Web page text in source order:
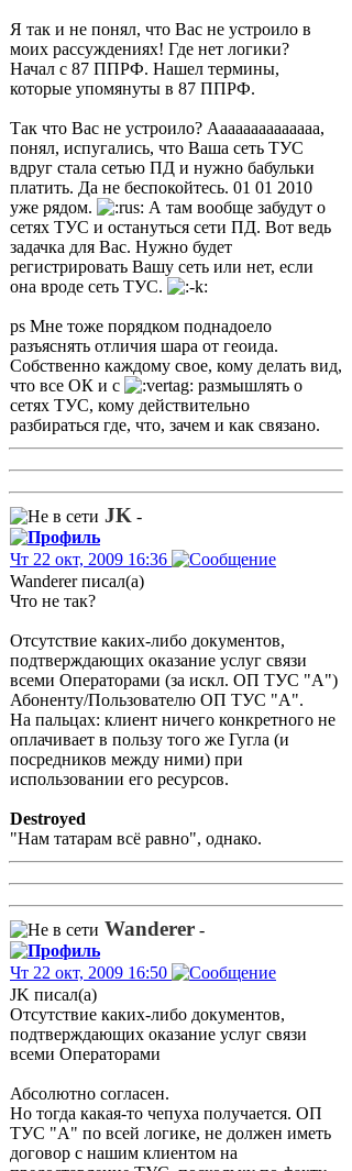
Я так и не понял, что Вас не устроило в
моих рассуждениях! Где нет логики?
Начал с 87 ППРФ. Нашел термины,
которые упомянуты в 87 ППРФ.
Так что Вас не устроило? Аааааааааааааа,
понял, испугались, что Ваша сеть ТУС
вдруг стала сетью ПД и нужно бабульки
платить. Да не беспокойтесь. 01 01 2010
уже рядом.
А там вообще забудут о
сетях ТУС и остануться сети ПД. Вот ведь
задачка для Вас. Нужно будет
регистрировать Вашу сеть или нет, если
она вроде сеть ТУС.
ps Мне тоже порядком поднадоело
разъяснять отличия шара от геоида.
Собственно каждому свое, кому делать вид,
что все ОК и с
размышлять о
сетях ТУС, кому действительно
разбираться где, что, зачем и как связано.
JK -
Чт 22 окт, 2009 16:36
Wanderer писал(а)
Что не так?
Отсутствие каких-либо документов,
подтверждающих оказание услуг связи
всеми Операторами (за искл. ОП ТУС "А")
Абоненту/Пользователю ОП ТУС "А".
На пальцах: клиент ничего конкретного не
оплачивает в пользу того же Гугла (и
посредников между ними) при
использовании его ресурсов.
Destroyed
"Нам татарам всё равно", однако.
Wanderer -
Чт 22 окт, 2009 16:50
JK писал(а)
Отсутствие каких-либо документов,
подтверждающих оказание услуг связи
всеми Операторами
Абсолютно согласен.
Но тогда какая-то чепуха получается. ОП
ТУС "А" по всей логике, не должен иметь
договор с нашим клиентом на